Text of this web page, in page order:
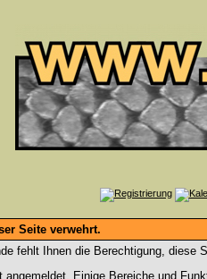
Seite verwehrt.
fehlt Ihnen die Berechtigung, diese
Einige Bereiche und